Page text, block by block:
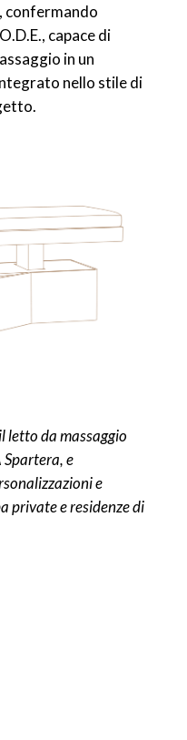
confermando
capace di
in un
nello stile di
letto da massaggio
Spartera, e
e
private e residenze di